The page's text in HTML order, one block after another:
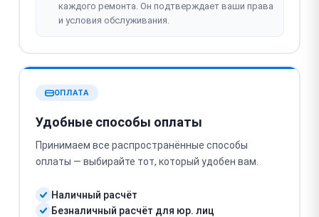
каждого ремонта. Он подтверждает ваши права
и условия обслуживания.
ОПЛАТА
Удобные способы оплаты
Принимаем все распространённые способы
оплаты — выбирайте тот, который удобен вам.
Наличный расчёт
Безналичный расчёт для юр. лиц